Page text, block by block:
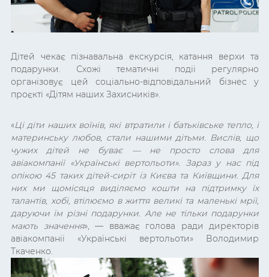
Дітей чекає пізнавальна екскурсія, катання верхи та
подарунки. Схожі тематичні події регулярно
організовує цей соціально-відповідальний бізнес у
проєкті «Дітям наших Захисників».
«Ці діти наших воїнів, які втратили і батьківське тепло, і
материнську любов, стали нашими дітьми. Вислів, що
чужих дітей не буває — не просто слова для
авіакомпанії «Українські вертольоти». Зараз у нас під
опікою 45 таких дітей-сиріт із Києва та Київщини. Для
них ми щомісяця виділяємо кошти на підтримку їх
талантів, хобі, втілюємо в життя великі та маленькі мрії,
даруючи їм різні подарунки. Але не тільки подарунки
мають значення», — вважає голова ради директорів
авіакомпанії «Українські вертольоти» Володимир
Ткаченко.